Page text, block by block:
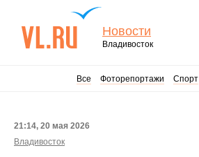
Новости
Владивосток
Все Фоторепортажи Спорт
21:14, 20 мая 2026
Владивосток